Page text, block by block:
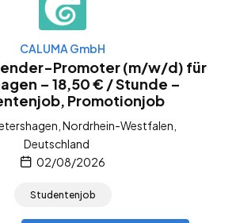
CALUMA GmbH
Promoter (m/w/d) für
– 18,50 € / Stunde –
Promotionjob
Nordrhein-Westfalen,
Deutschland
02/08/2026
Studentenjob